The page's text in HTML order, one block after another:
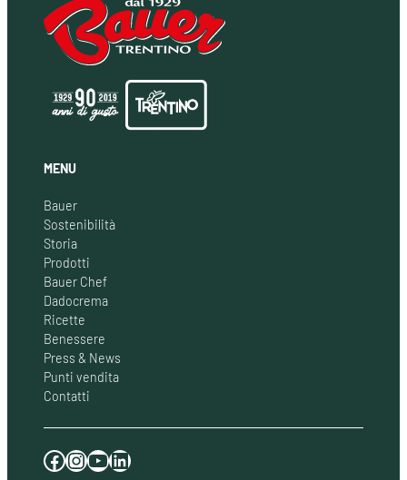
MENU
Bauer
Sostenibilità
Storia
Prodotti
Bauer Chef
Dadocrema
Ricette
Benessere
Press & News
Punti vendita
Contatti
Facebook Instagram YouTube LinkedIn